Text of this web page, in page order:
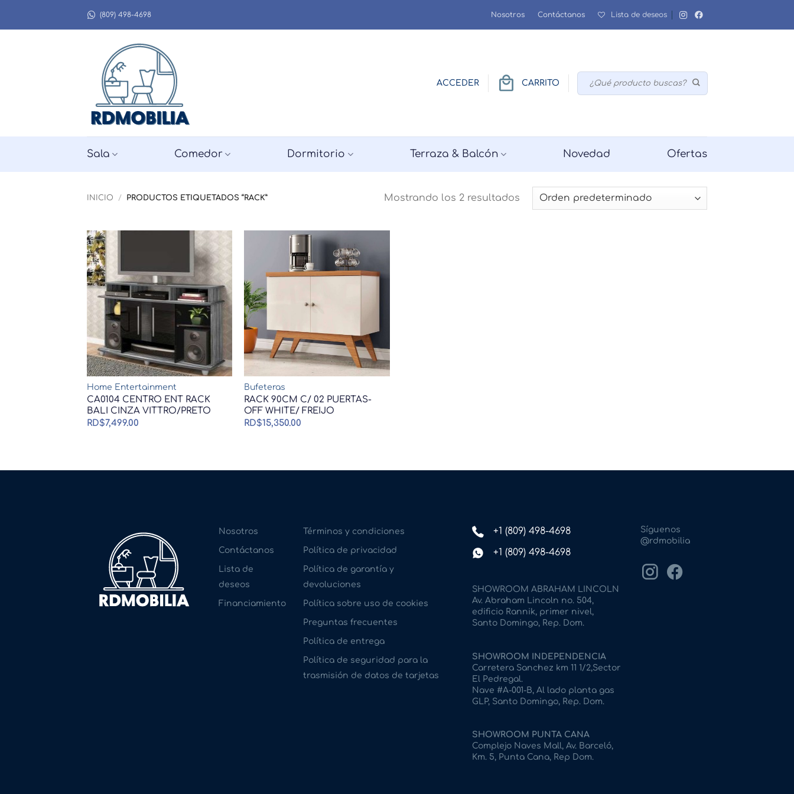
(809) 498-4698 Nosotros Contáctanos Lista de deseos
ACCEDER CARRITO
Buscar
por:
Sala Comedor Dormitorio Terraza & Balcón Novedad Ofertas
INICIO / PRODUCTOS ETIQUETADOS “RACK” Mostrando los 2 resultados
Home Entertainment
CA0104 CENTRO ENT RACK
BALI CINZA VITTRO/PRETO
RD$7,499.00
Bufeteras
RACK 90CM C/ 02 PUERTAS-
OFF WHITE/ FREIJO
RD$15,350.00
Nosotros
Contáctanos
Lista de
deseos
Financiamiento
Términos y condiciones
Política de privacidad
Política de garantía y
devoluciones
Política sobre uso de cookies
Preguntas frecuentes
Política de entrega
Política de seguridad para la
trasmisión de datos de tarjetas
+1 (809) 498-4698
+1 (809) 498-4698
SHOWROOM ABRAHAM LINCOLN
Av. Abraham Lincoln no. 504,
edificio Rannik, primer nivel,
Santo Domingo, Rep. Dom.
SHOWROOM INDEPENDENCIA
Carretera Sanchez km 11 1/2,Sector
El Pedregal.
Nave #A-001-B, Al lado planta gas
GLP, Santo Domingo, Rep. Dom.
SHOWROOM PUNTA CANA
Complejo Naves Mall, Av. Barceló,
Km. 5, Punta Cana, Rep Dom.
Síguenos
@rdmobilia